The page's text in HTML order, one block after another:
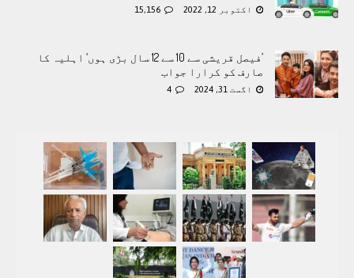
اکتوبر 12, 2022 15,156
’فیصل قریشی سے 10 سے 12 سال بڑی ہوں‘ اہلیہ کا
صارف کو کرارا جواب
اگست 31, 2024 4